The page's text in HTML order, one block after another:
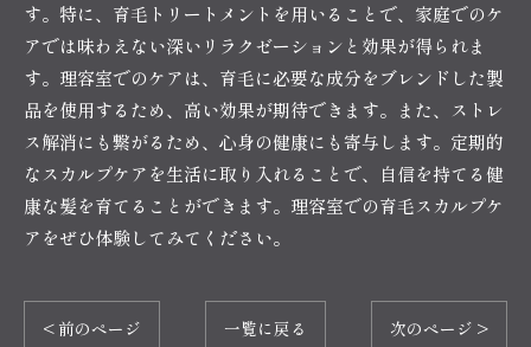
す。特に、育毛トリートメントを用いることで、家庭でのケ
アでは味わえない深いリラクゼーションと効果が得られま
す。理容室でのケアは、育毛に必要な成分をブレンドした製
品を使用するため、高い効果が期待できます。また、ストレ
ス解消にも繋がるため、心身の健康にも寄与します。定期的
なスカルプケアを生活に取り入れることで、自信を持てる健
康な髪を育てることができます。理容室での育毛スカルプケ
アをぜひ体験してみてください。
< 前のページ 一覧に戻る 次のページ >